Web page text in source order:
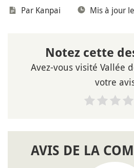
Par Kanpai Mis à jour
Notez cette
Avez-vous visité Vallée
votre
AVIS DE LA